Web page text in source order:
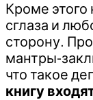
Кроме этого
сглаза и
сторону.
мантры-
что такое
книгу